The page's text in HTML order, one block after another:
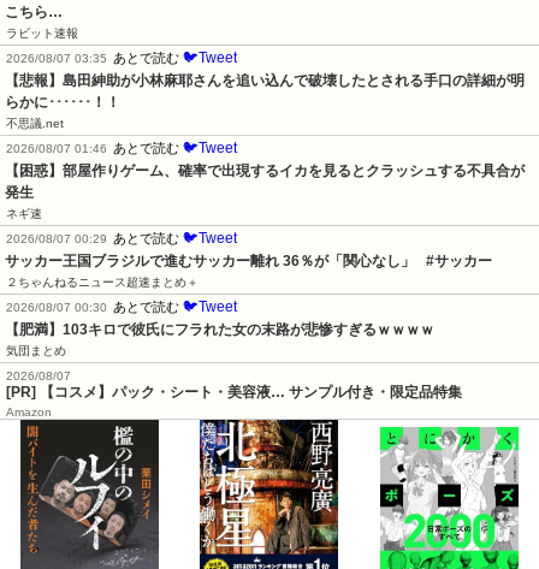
こちら…
ラビット速報
2026/08/07 03:35
あとで読む 🐦Tweet
【悲報】島田紳助が小林麻耶さんを追い込んで破壊したとされる手口の詳細が明
らかに･･････！！
不思議.net
2026/08/07 01:46
あとで読む 🐦Tweet
【困惑】部屋作りゲーム、確率で出現するイカを見るとクラッシュする不具合が
発生
ネギ速
2026/08/07 00:29
あとで読む 🐦Tweet
サッカー王国ブラジルで進むサッカー離れ 36％が「関心なし」   #サッカー
２ちゃんねるニュース超速まとめ＋
2026/08/07 00:30
あとで読む 🐦Tweet
【肥満】103キロで彼氏にフラれた女の末路が悲惨すぎるｗｗｗｗ
気団まとめ
2026/08/07
[PR] 【コスメ】パック・シート・美容液… サンプル付き・限定品特集
Amazon